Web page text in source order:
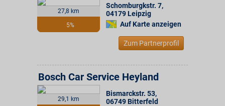
27,8 km
5%
Schomburgkstr. 7,
04179 Leipzig
Auf Karte anzeigen
Zum Partnerprofil
29,1 km
Bosch Car Service Heyland
Bismarckstr. 53,
06749 Bitterfeld